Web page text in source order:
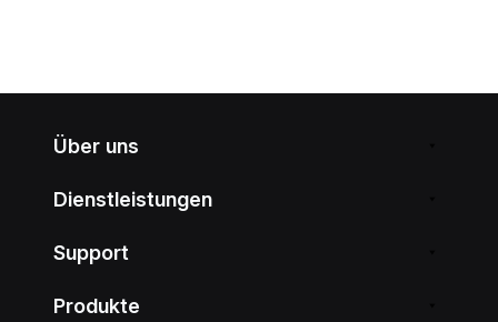
Über uns
Dienstleistungen
Support
Produkte